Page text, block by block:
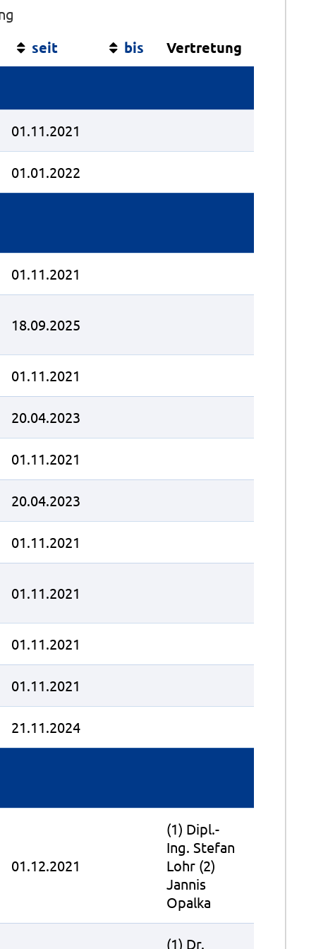
seit bis Vertretung
01.11.2021
01.01.2022
01.11.2021
18.09.2025
01.11.2021
20.04.2023
01.11.2021
20.04.2023
01.11.2021
01.11.2021
01.11.2021
01.11.2021
21.11.2024
01.12.2021
(1) Dipl.-
Ing. Stefan
Lohr (2)
Jannis
Opalka
(1) Dr.